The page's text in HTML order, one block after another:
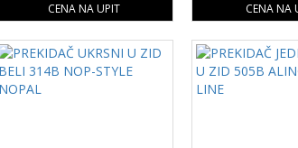
CENA NA UPIT CENA NA